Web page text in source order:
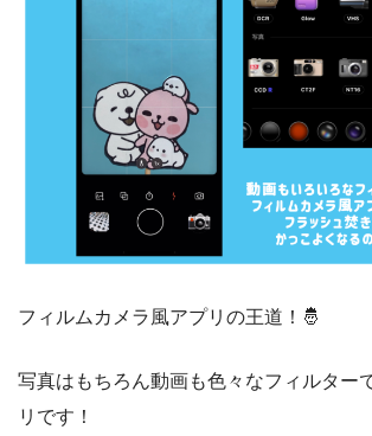
フィルムカメラ風アプリの王道！🤴
写真はもちろん動画も色々なフィルター
リです！